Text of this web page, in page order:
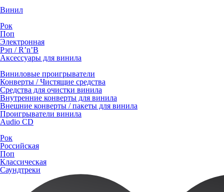
Винил
Рок
Поп
Электронная
Рэп / R’n’B
Аксессуары для винила
Виниловые проигрыватели
Конверты / Чистящие средства
Средства для очистки винила
Внутренние конверты для винила
Внешние конверты / пакеты для винила
Проигрыватели винила
Audio CD
Рок
Российская
Поп
Классическая
Саундтреки